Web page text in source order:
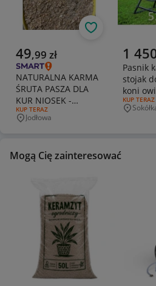
Aktualna cena
49,99 zł
NATURALNA KARMA
ŚRUTA PASZA DLA
KUR NIOSEK -
WŁASNA HODOWLA -
20 KG
RODZAJ OFERTY:
KUP TERAZ
Miejscowość
Jodłowa
Obserwuj
1
Pasnik
stojak
koni
RODZAJ
KUP TERAZ
Mogą Cię zainteresować